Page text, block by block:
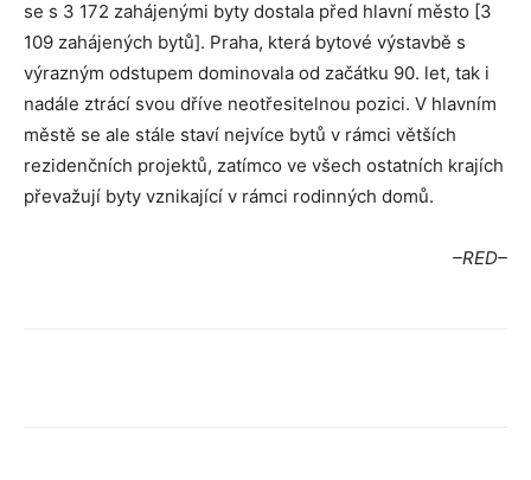
se s 3 172 zahájenými byty dostala před hlavní město [3
109 zahájených bytů]. Praha, která bytové výstavbě s
výrazným odstupem dominovala od začátku 90. let, tak i
nadále ztrácí svou dříve neotřesitelnou pozici. V hlavním
městě se ale stále staví nejvíce bytů v rámci větších
rezidenčních projektů, zatímco ve všech ostatních krajích
převažují byty vznikající v rámci rodinných domů.
–RED–